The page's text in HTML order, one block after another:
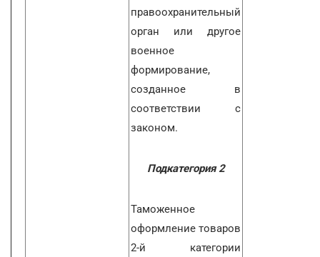
правоохранительный
орган или другое
военное
формирование,
созданное в
соответствии с
законом.
Подкатегория 2
Таможенное
оформление товаров
2-й категории